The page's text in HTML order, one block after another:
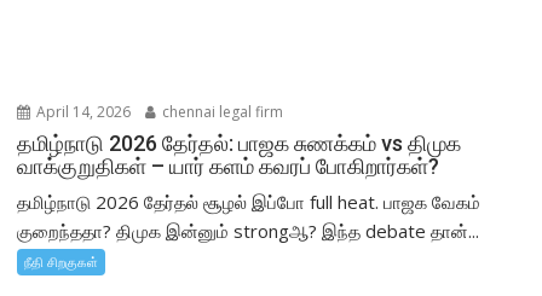
April 14, 2026 chennai legal firm
தமிழ்நாடு 2026 தேர்தல்: பாஜக சுணக்கம் vs திமுக
வாக்குறுதிகள் – யார் களம் கவரப் போகிறார்கள்?
தமிழ்நாடு 2026 தேர்தல் சூழல் இப்போ full heat. பாஜக வேகம்
குறைந்ததா? திமுக இன்னும் strongஆ? இந்த debate தான்...
நீதி சிறகுகள்